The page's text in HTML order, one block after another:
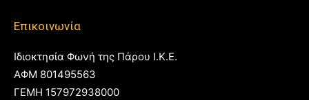
Επικοινωνία
Ιδιοκτησία Φωνή της Πάρου Ι.Κ.Ε.
ΑΦΜ 801495563
ΓΕΜΗ 157972938000